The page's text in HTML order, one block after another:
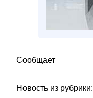
Сообщает
Новость из рубрики: